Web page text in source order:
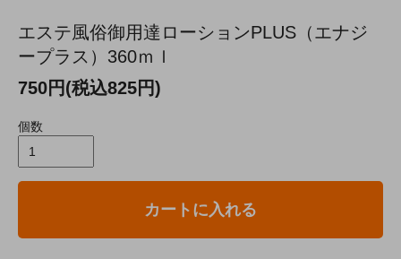
エステ風俗御用達ローションPLUS（エナジ
ープラス）360ｍｌ
750円(税込825円)
個数
カートに入れる